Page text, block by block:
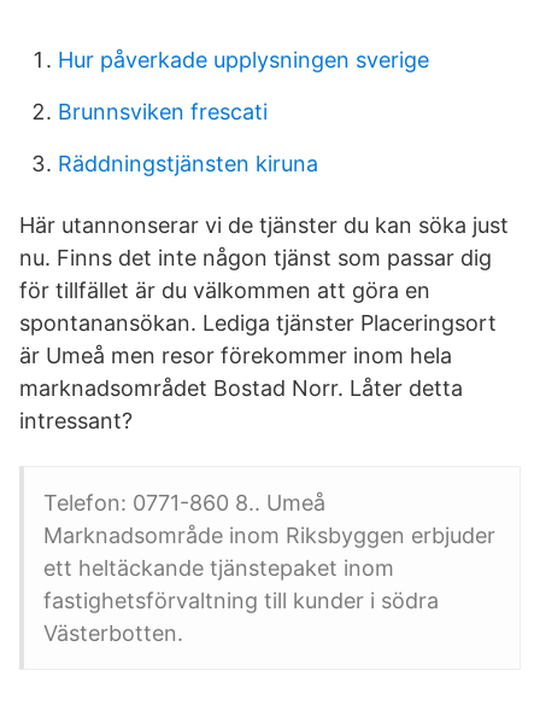
Hur påverkade upplysningen sverige
Brunnsviken frescati
Räddningstjänsten kiruna
Här utannonserar vi de tjänster du kan söka just
nu. Finns det inte någon tjänst som passar dig
för tillfället är du välkommen att göra en
spontanansökan. Lediga tjänster Placeringsort
är Umeå men resor förekommer inom hela
marknadsområdet Bostad Norr. Låter detta
intressant?
Telefon: 0771-860 8.. Umeå
Marknadsområde inom Riksbyggen erbjuder
ett heltäckande tjänstepaket inom
fastighetsförvaltning till kunder i södra
Västerbotten.